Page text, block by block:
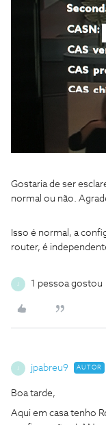
Gostaria de ser
normal ou não.
Isso é normal, a
router, é
1 pessoa gostou
jpabreu9 AUTOR
Boa tarde,
Aqui em casa tenho